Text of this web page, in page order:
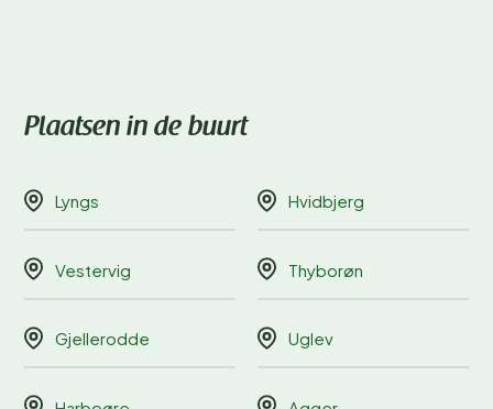
Plaatsen in de buurt
Lyngs Hvidbjerg
Vestervig Thyborøn
Gjellerodde Uglev